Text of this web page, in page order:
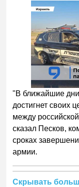
"В ближайшие
достигнет своих
между
сказал Песков,
сроках
армии.
Скрывать